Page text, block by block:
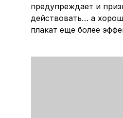
предупреждает и
действовать… а
плакат еще более